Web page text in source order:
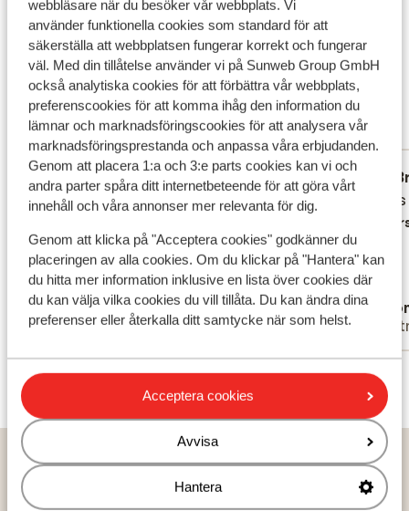
webbläsare när du besöker vår webbplats. Vi
använder funktionella cookies som standard för att
säkerställa att webbplatsen fungerar korrekt och fungerar
väl. Med din tillåtelse använder vi på Sunweb Group GmbH
också analytiska cookies för att förbättra vår webbplats,
preferenscookies för att komma ihåg den information du
lämnar och marknadsföringscookies för att analysera vår
marknadsföringsprestanda och anpassa våra erbjudanden.
Genom att placera 1:a och 3:e parts cookies kan vi och
andra parter spåra ditt internetbeteende för att göra vårt
innehåll och våra annonser mer relevanta för dig.
Genom att klicka på "Acceptera cookies" godkänner du
placeringen av alla cookies. Om du klickar på "Hantera" kan
du hitta mer information inklusive en lista över cookies där
du kan välja vilka cookies du vill tillåta. Du kan ändra dina
preferenser eller återkalla ditt samtycke när som helst.
Acceptera cookies
Avvisa
Hantera
koppla av i solen på en solstol och njuta av svalkande
dopp i poolen. Stranden ligger ca 1500 meter ifrån ditt
boende och nås via en brant väg. Mat & dryck Vill du ha
en god frukost varje morgon? Då kan du beställa
picknickfrukosten, njut av färskt bröd varje morgon.
Omgivningarna I Funchal kan du hitta utsökt lagad mat
av yttersta klass, exklusiva uteställen men samtidigt
traditionella små kaffehak, sjudande saluhallar och
trånga gränder med kullersten. Du hittar även ett bra
shopping med märkesbutiker. Atmosfären är lugn och
kulturutbudet rikt. Vill du upptäcka mer av Madeira har
du närmaste busshållsplats ca 50 meter ifrån ditt
boende.
Det här är 100 % äkta kundrecensioner som verkligen
speglar deras upplevelser av vår produkt.
Mer om recensioner
8.2 Fantastisk
25 omdömen
Mest bokad av partner
8.0 Fantastisk
1 juni 2026
Fijn en schoon appartement, buiten het
en een fijn zwembad. Parkeerplaats voor
de huurauto.
Fijn en schoon appartement, buiten het
en een fijn zwembad. Parkeerplaats voor
de huurauto.
Översätt till svenska
I. de Jonge
Partner
Alles
Alles
Visa alla 25 omdömen
Hem
Quinta Mãe dos Homens Garden Village